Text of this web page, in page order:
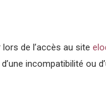
de l’accès au site
incompatibilité ou